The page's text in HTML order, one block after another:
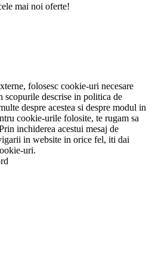
mai noi oferte!
folosesc cookie-uri necesare
scopurile descrise in politica de
despre acestea si despre modul in
cookie-urile folosite, te rugam sa
inchiderea acestui mesaj de
in website in orice fel, iti dai
uri.